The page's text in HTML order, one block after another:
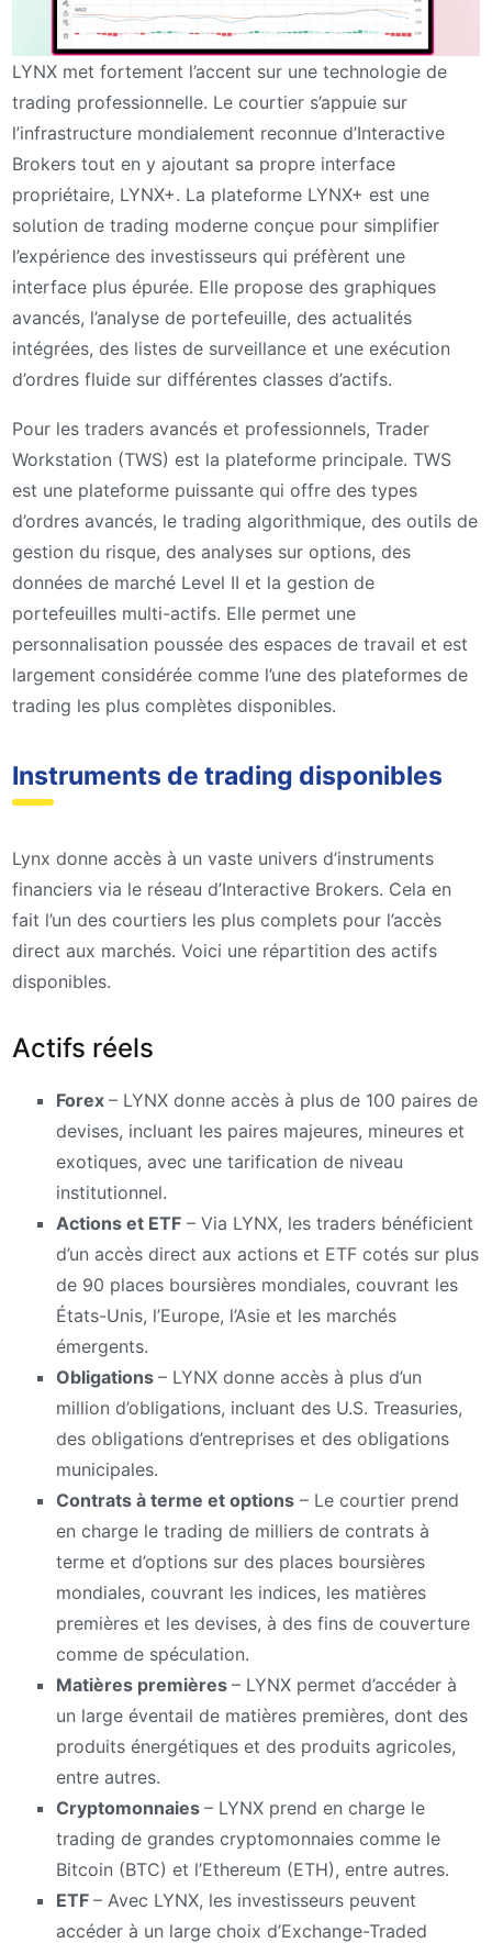
LYNX met fortement l’accent sur une technologie de
trading professionnelle. Le courtier s’appuie sur
l’infrastructure mondialement reconnue d’Interactive
Brokers tout en y ajoutant sa propre interface
propriétaire, LYNX+. La plateforme LYNX+ est une
solution de trading moderne conçue pour simplifier
l’expérience des investisseurs qui préfèrent une
interface plus épurée. Elle propose des graphiques
avancés, l’analyse de portefeuille, des actualités
intégrées, des listes de surveillance et une exécution
d’ordres fluide sur différentes classes d’actifs.
Pour les traders avancés et professionnels, Trader
Workstation (TWS) est la plateforme principale. TWS
est une plateforme puissante qui offre des types
d’ordres avancés, le trading algorithmique, des outils de
gestion du risque, des analyses sur options, des
données de marché Level II et la gestion de
portefeuilles multi-actifs. Elle permet une
personnalisation poussée des espaces de travail et est
largement considérée comme l’une des plateformes de
trading les plus complètes disponibles.
Instruments de trading disponibles
Lynx donne accès à un vaste univers d’instruments
financiers via le réseau d’Interactive Brokers. Cela en
fait l’un des courtiers les plus complets pour l’accès
direct aux marchés. Voici une répartition des actifs
disponibles.
Actifs réels
Forex – LYNX donne accès à plus de 100 paires de
devises, incluant les paires majeures, mineures et
exotiques, avec une tarification de niveau
institutionnel.
Actions et ETF – Via LYNX, les traders bénéficient
d’un accès direct aux actions et ETF cotés sur plus
de 90 places boursières mondiales, couvrant les
États-Unis, l’Europe, l’Asie et les marchés
émergents.
Obligations – LYNX donne accès à plus d’un
million d’obligations, incluant des U.S. Treasuries,
des obligations d’entreprises et des obligations
municipales.
Contrats à terme et options – Le courtier prend
en charge le trading de milliers de contrats à
terme et d’options sur des places boursières
mondiales, couvrant les indices, les matières
premières et les devises, à des fins de couverture
comme de spéculation.
Matières premières – LYNX permet d’accéder à
un large éventail de matières premières, dont des
produits énergétiques et des produits agricoles,
entre autres.
Cryptomonnaies – LYNX prend en charge le
trading de grandes cryptomonnaies comme le
Bitcoin (BTC) et l’Ethereum (ETH), entre autres.
ETF – Avec LYNX, les investisseurs peuvent
accéder à un large choix d’Exchange-Traded